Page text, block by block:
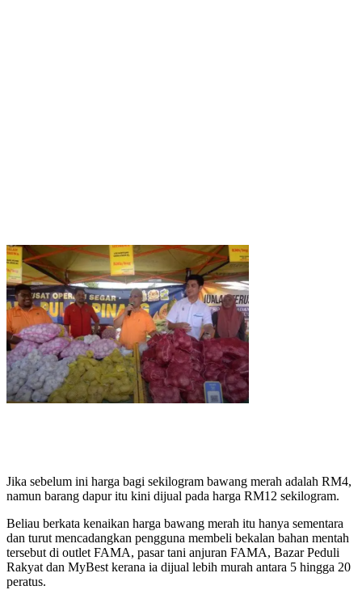
Jika sebelum ini harga bagi sekilogram bawang merah adalah RM4,
namun barang dapur itu kini dijual pada harga RM12 sekilogram.
Beliau berkata kenaikan harga bawang merah itu hanya sementara
dan turut mencadangkan pengguna membeli bekalan bahan mentah
tersebut di outlet FAMA, pasar tani anjuran FAMA, Bazar Peduli
Rakyat dan MyBest kerana ia dijual lebih murah antara 5 hingga 20
peratus.